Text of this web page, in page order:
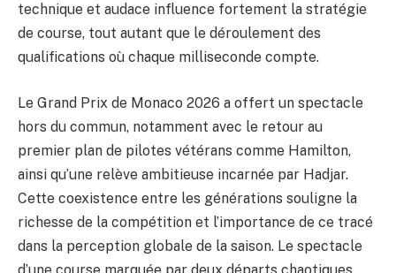
technique et audace influence fortement la stratégie
de course, tout autant que le déroulement des
qualifications où chaque milliseconde compte.
Le Grand Prix de Monaco 2026 a offert un spectacle
hors du commun, notamment avec le retour au
premier plan de pilotes vétérans comme Hamilton,
ainsi qu’une relève ambitieuse incarnée par Hadjar.
Cette coexistence entre les générations souligne la
richesse de la compétition et l’importance de ce tracé
dans la perception globale de la saison. Le spectacle